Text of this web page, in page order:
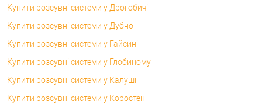
Купити розсувні системи у Дрогобичі
Купити розсувні системи у Дубно
Купити розсувні системи у Гайсині
Купити розсувні системи у Глобиному
Купити розсувні системи у Калуші
Купити розсувні системи у Коростені